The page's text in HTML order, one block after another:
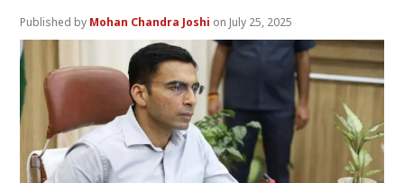
Mohan Chandra Joshi July 25, 2025